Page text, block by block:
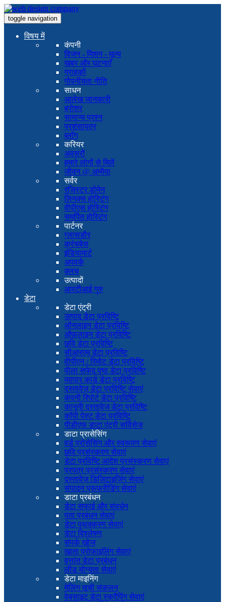
toggle navigation
विषय में
कंपनी
विजन - मिशन - मूल्य
खबर और घटनाएँ
ग्राहकों
गोपनीयता नीति
साधन
आलेख जानकारी
ब्रोशर
सामान्य प्रश्न
प्रशंसापत्र
ब्लॉग
करियर
अवसरों
हमारे लोगों से मिलें
जीवन @ अम्मैया
सर्वर
रजिस्टर डोमेन
लिनक्स होस्टिंग
वीपीएस होस्टिंग
समर्पित होस्टिंग
पार्टनर
ग्लासडौर
क्रंचबेस
इंडियामार्ट
अपवर्क
क्लच
उत्पादों
आरटीआई गुरु
डेटा
डेटा एंट्री
उत्पाद डेटा प्रविष्टि
ऑनलाइन डेटा प्रविष्टि
ऑफ़लाइन डेटा प्रविष्टि
छवि डेटा प्रविष्टि
सीआरएम डेटा प्रविष्टि
वीपीएन / रिमोट डेटा प्रविष्टि
पीला सफेद पृष्ठ डेटा प्रविष्टि
व्यापार कार्ड डेटा प्रविष्टि
दस्तावेज़ डेटा प्रविष्टि सेवाएं
कंपनी रिपोर्ट डेटा प्रविष्टि
कानूनी दस्तावेज डेटा प्रविष्टि
कॉपी पेस्ट डेटा प्रविष्टि
पीडीएफ डाटा एंट्री सर्विसेज
डाटा प्रासेसिंग
वर्ड प्रोसेसिंग और स्वरूपण सेवाएं
छवि प्रसंस्करण सेवाएं
डेटा प्रविष्टि आदेश प्रसंस्करण सेवाएं
प्रपत्र प्रसंस्करण सेवाएं
दस्तावेज़ डिजिटाइजिंग सेवाएं
संपादन प्रूफरीडिंग सेवाएं
डाटा प्रबंधन
डेटा सफाई और संवर्धन
पता प्रबंधन सेवाएं
डेटा पृथक्करण सेवाएं
डेटा विश्लेषण
संपर्क खोज
खाता प्रोफाइलिंग सेवाएं
वृत्तांत डेटा प्रबंधन
लीड योग्यता सेवाएं
डेटा माइनिंग
मेलिंग सूची संकलन
वेबसाइट डेटा स्क्रैपिंग सेवाएं